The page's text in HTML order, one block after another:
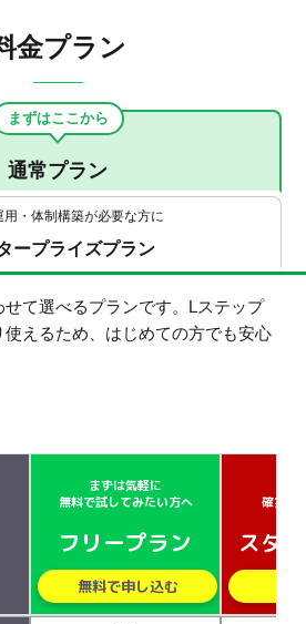
金プラン
まずはここから
通常プラン
用・体制構築が必要な方に
ープライズプラン
て選べるプランです。Lステップ
えるため、はじめての方でも安心
まずは気軽に
無料で試してみたい方へ
フリープラン
無料で申し込む
確実に
スタ